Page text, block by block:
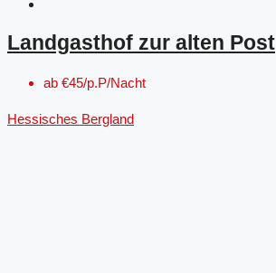
Landgasthof zur alten Post
ab €45/p.P/Nacht
Hessisches Bergland